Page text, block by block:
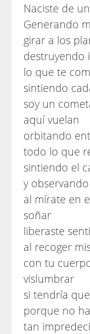
Naciste de
Generando
girar a los
destruyendo
lo que te
sintiendo
soy un
aquí vuelan
orbitando
todo lo que
sintiendo el
y
al mírate en
soñar
liberaste
al recoger
con tu
vislumbrar
si tendría
porque no
tan